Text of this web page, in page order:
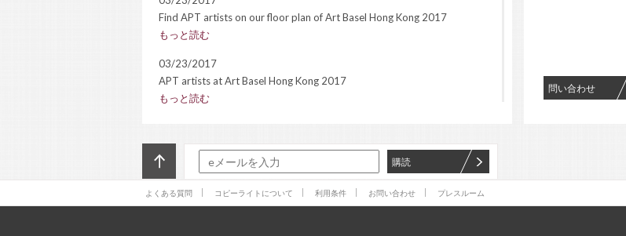
Find APT artists on our floor plan of Art Basel Hong Kong 2017
もっと読む
03/23/2017
APT artists at Art Basel Hong Kong 2017
もっと読む
NASAN TUR | Berlin Art Link
もっと読む
02/15/2017
Douglas Gordon Accepts France’s Highest Cultural Honor—Spurred by
問い合わせ
購読
よくある質問 コピーライトについて 利用条件 お問い合わせ プレスルーム